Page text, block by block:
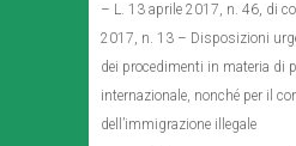
– L. 13 aprile 2017, n. 46, di
2017, n. 13 – Disposizioni
dei procedimenti in materia di
internazionale, nonché per il
dell’immigrazione illegale